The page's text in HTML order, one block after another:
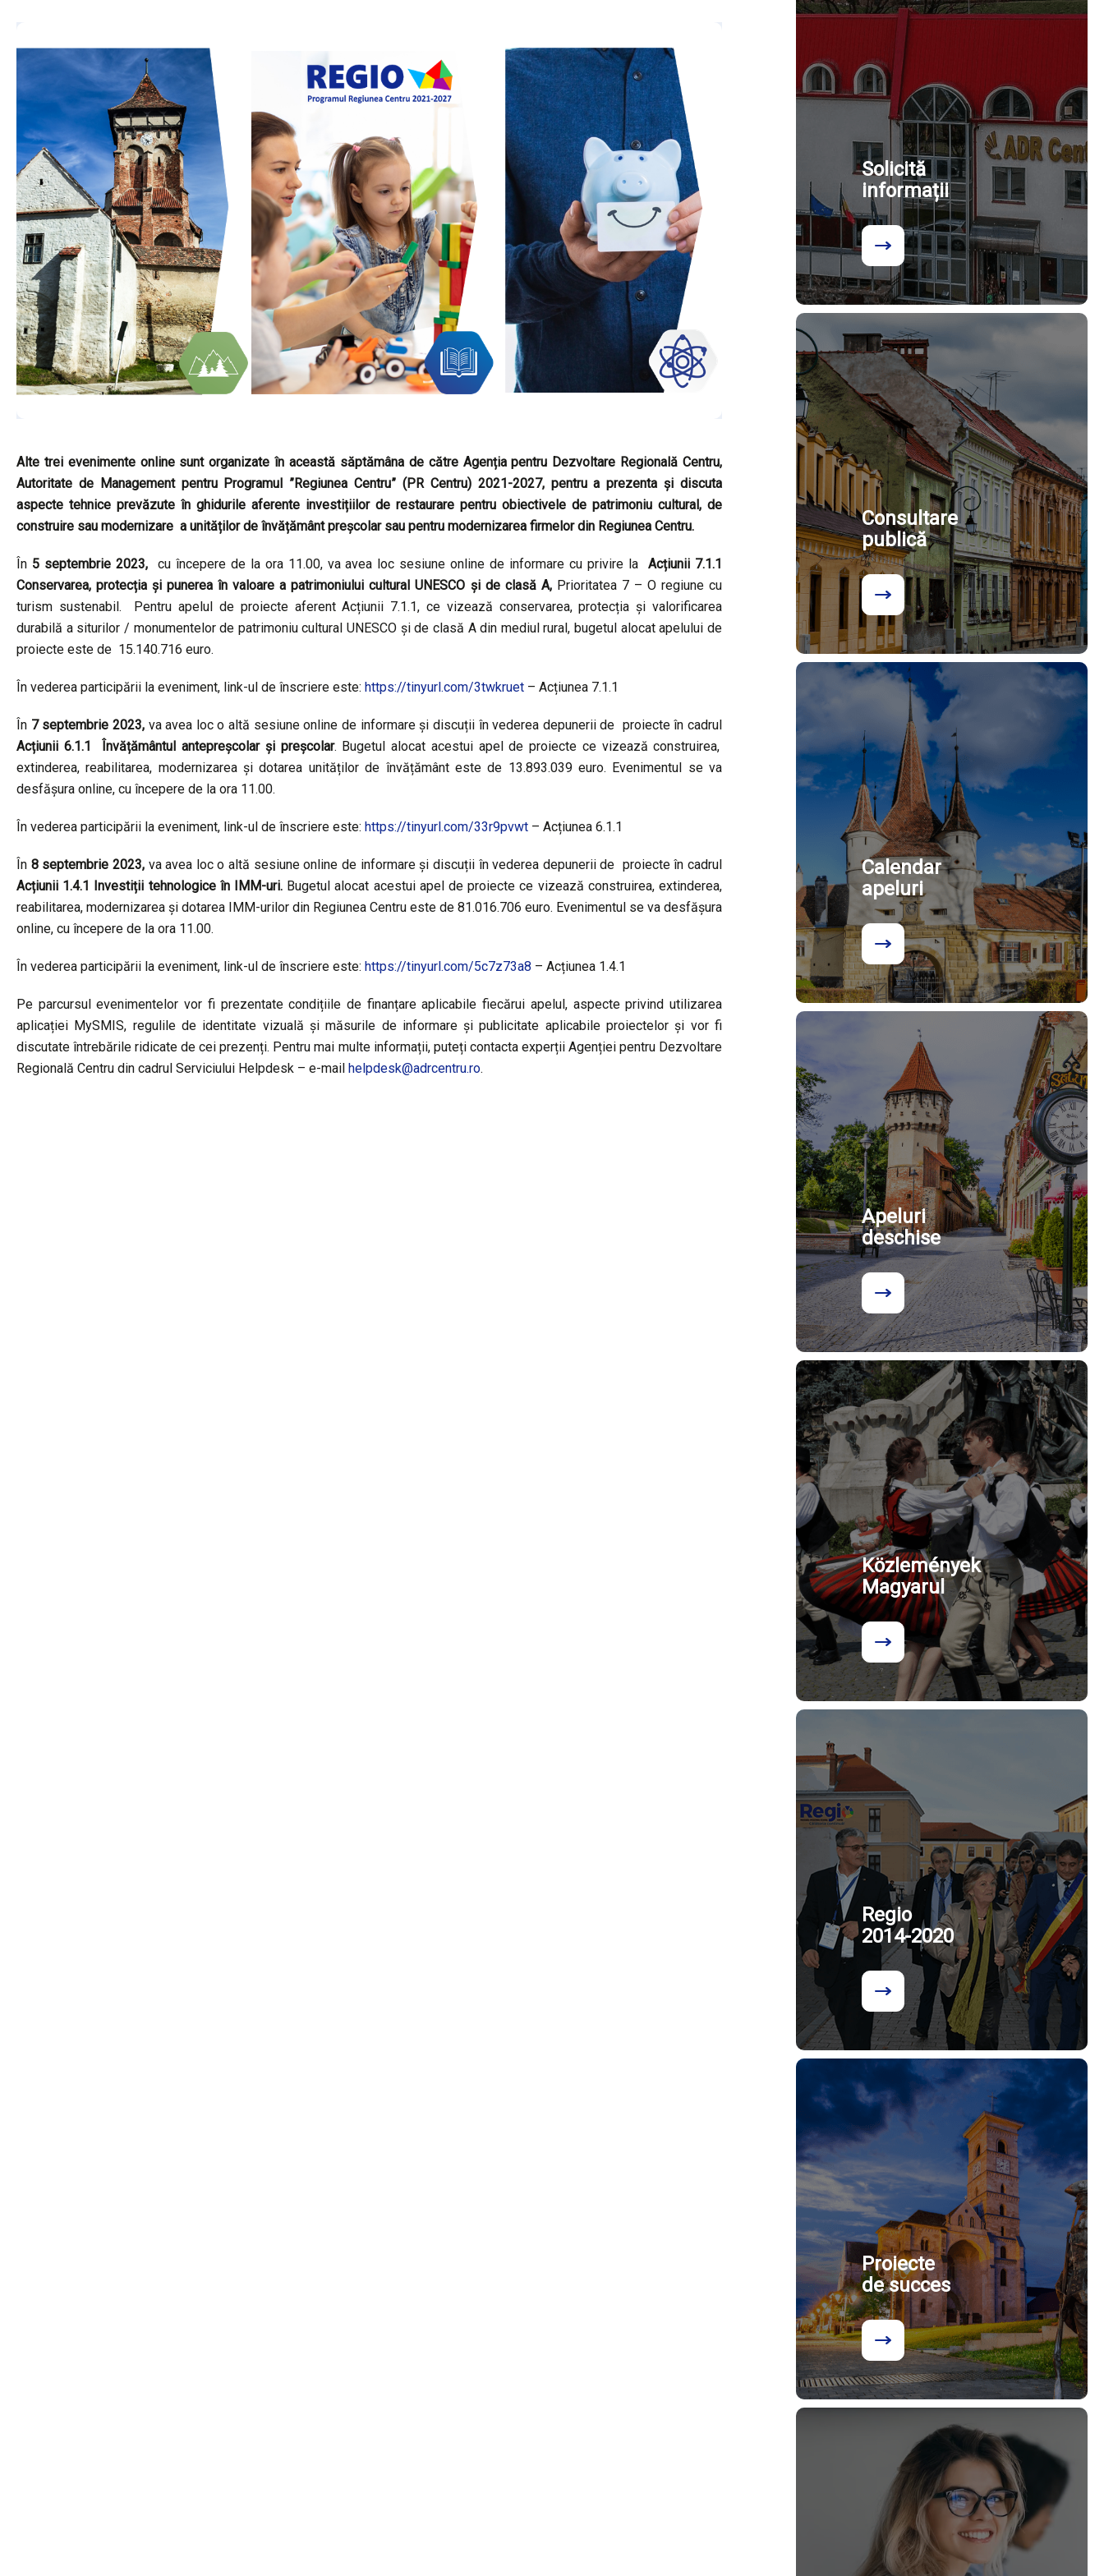
Alte trei evenimente online sunt organizate în această săptămâna de către Agenția pentru Dezvoltare Regională Centru,
Autoritate de Management pentru Programul ”Regiunea Centru” (PR Centru) 2021-2027, pentru a prezenta și discuta
aspecte tehnice prevăzute în ghidurile aferente investițiilor de restaurare pentru obiectivele de patrimoniu cultural, de
construire sau modernizare a unităților de învățământ preșcolar sau pentru modernizarea firmelor din Regiunea Centru.
În 5 septembrie 2023, cu începere de la ora 11.00, va avea loc sesiune online de informare cu privire laAcțiunii 7.1.1
Conservarea, protecția și punerea în valoare a patrimoniului cultural UNESCO și de clasă A, Prioritatea 7 – O regiune cu
turism sustenabil. Pentru apelul de proiecte aferent Acțiunii 7.1.1, ce vizează conservarea, protecția și valorificarea
durabilă a siturilor / monumentelor de patrimoniu cultural UNESCO și de clasă A din mediul rural, bugetul alocat apelului de
proiecte este de 15.140.716 euro.
În vederea participării la eveniment, link-ul de înscriere este: https://tinyurl.com/3twkruet – Acțiunea 7.1.1
În 7 septembrie 2023,va avea loc o altă sesiune online de informare și discuții în vederea depunerii de proiecte în cadrul
Acțiunii 6.1.1 Învățământul antepreșcolar și preșcolar. Bugetul alocat acestui apel de proiecte ce vizează construirea,
extinderea, reabilitarea, modernizarea și dotarea unităților de învățământ este de 13.893.039 euro. Evenimentul se va
desfășura online, cu începere de la ora 11.00.
În vederea participării la eveniment, link-ul de înscriere este: https://tinyurl.com/33r9pvwt – Acțiunea 6.1.1
În 8 septembrie 2023, va avea loc o altă sesiune online de informare și discuții în vederea depunerii de proiecte în cadrul
Acțiunii 1.4.1 Investiții tehnologice în IMM-uri. Bugetul alocat acestui apel de proiecte ce vizează construirea, extinderea,
reabilitarea, modernizarea și dotarea IMM-urilor din Regiunea Centru este de 81.016.706 euro. Evenimentul se va desfășura
online, cu începere de la ora 11.00.
În vederea participării la eveniment, link-ul de înscriere este: https://tinyurl.com/5c7z73a8 – Acțiunea 1.4.1
Pe parcursul evenimentelor vor fi prezentate condițiile de finanțare aplicabile fiecărui apelul, aspecte privind utilizarea
aplicației MySMIS, regulile de identitate vizuală și măsurile de informare și publicitate aplicabile proiectelor și vor fi
discutate întrebările ridicate de cei prezenți. Pentru mai multe informații, puteți contacta experții Agenției pentru Dezvoltare
Regională Centru din cadrul Serviciului Helpdesk – e-mail helpdesk@adrcentru.ro.
Solicită
informații
Consultare
publică
Calendar
apeluri
Apeluri
deschise
Közlemények
Magyarul
Regio
2014-2020
Proiecte
de succes